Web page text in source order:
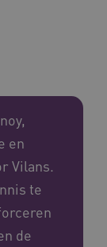
en
Vilans.
te
de